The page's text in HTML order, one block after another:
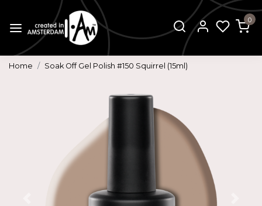
0
Home Soak Off Gel Polish #150 Squirrel (15ml)